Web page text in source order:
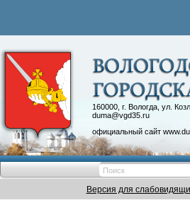
160000, г. Вологда, ул.
duma@vgd35.ru
официальный сайт
Контакты
Депутатские
Версия для